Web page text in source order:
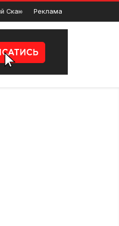
народної архітектури та
Реклама